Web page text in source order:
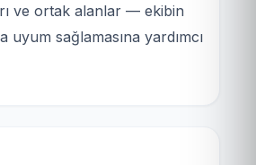
ve ortak alanlar — ekibin
uyum sağlamasına yardımcı